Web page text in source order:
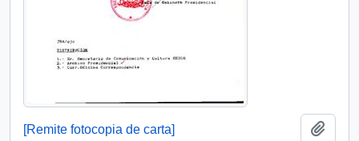
[Remite fotocopia de carta]